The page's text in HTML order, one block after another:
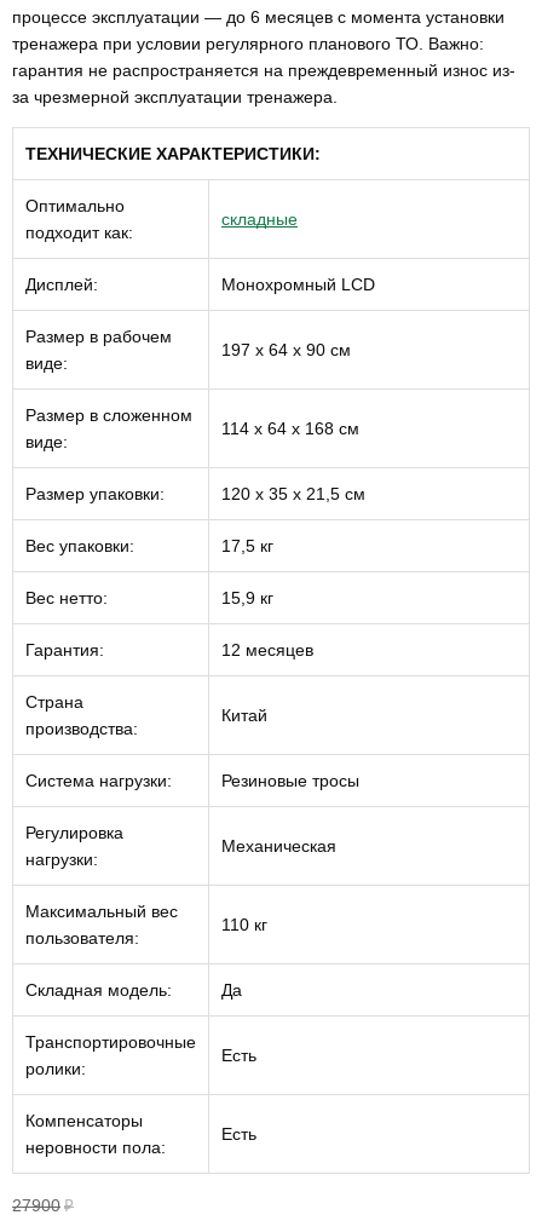
процессе эксплуатации — до 6 месяцев с момента установки
тренажера при условии регулярного планового ТО. Важно:
гарантия не распространяется на преждевременный износ из-
за чрезмерной эксплуатации тренажера.
ТЕХНИЧЕСКИЕ ХАРАКТЕРИСТИКИ:
Оптимально
подходит как:
складные
Дисплей: Монохромный LCD
Размер в рабочем
виде:
197 х 64 х 90 см
Размер в сложенном
виде:
114 х 64 х 168 см
Размер упаковки: 120 х 35 х 21,5 см
Вес упаковки: 17,5 кг
Вес нетто: 15,9 кг
Гарантия: 12 месяцев
Страна
производства:
Китай
Система нагрузки: Резиновые тросы
Регулировка
нагрузки:
Механическая
Максимальный вес
пользователя:
110 кг
Складная модель: Да
Транспортировочные
ролики:
Есть
Компенсаторы
неровности пола:
Есть
27900 ₽